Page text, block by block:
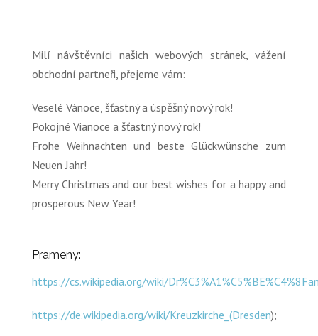
Milí návštěvníci našich webových stránek, vážení
obchodní partneři, přejeme vám:
Veselé Vánoce, šťastný a úspěšný nový rok!
Pokojné Vianoce a šťastný nový rok!
Frohe Weihnachten und beste Glückwünsche zum
Neuen Jahr!
Merry Christmas and our best wishes for a happy and
prosperous New Year!
Prameny:
https://cs.wikipedia.org/wiki/
https://de.wikipedia.org/wiki/Kreuzkirche_(Dresden);